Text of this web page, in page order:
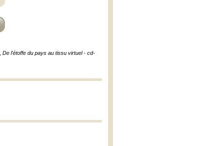
De l'étoffe du pays au tissu virtuel - cd-